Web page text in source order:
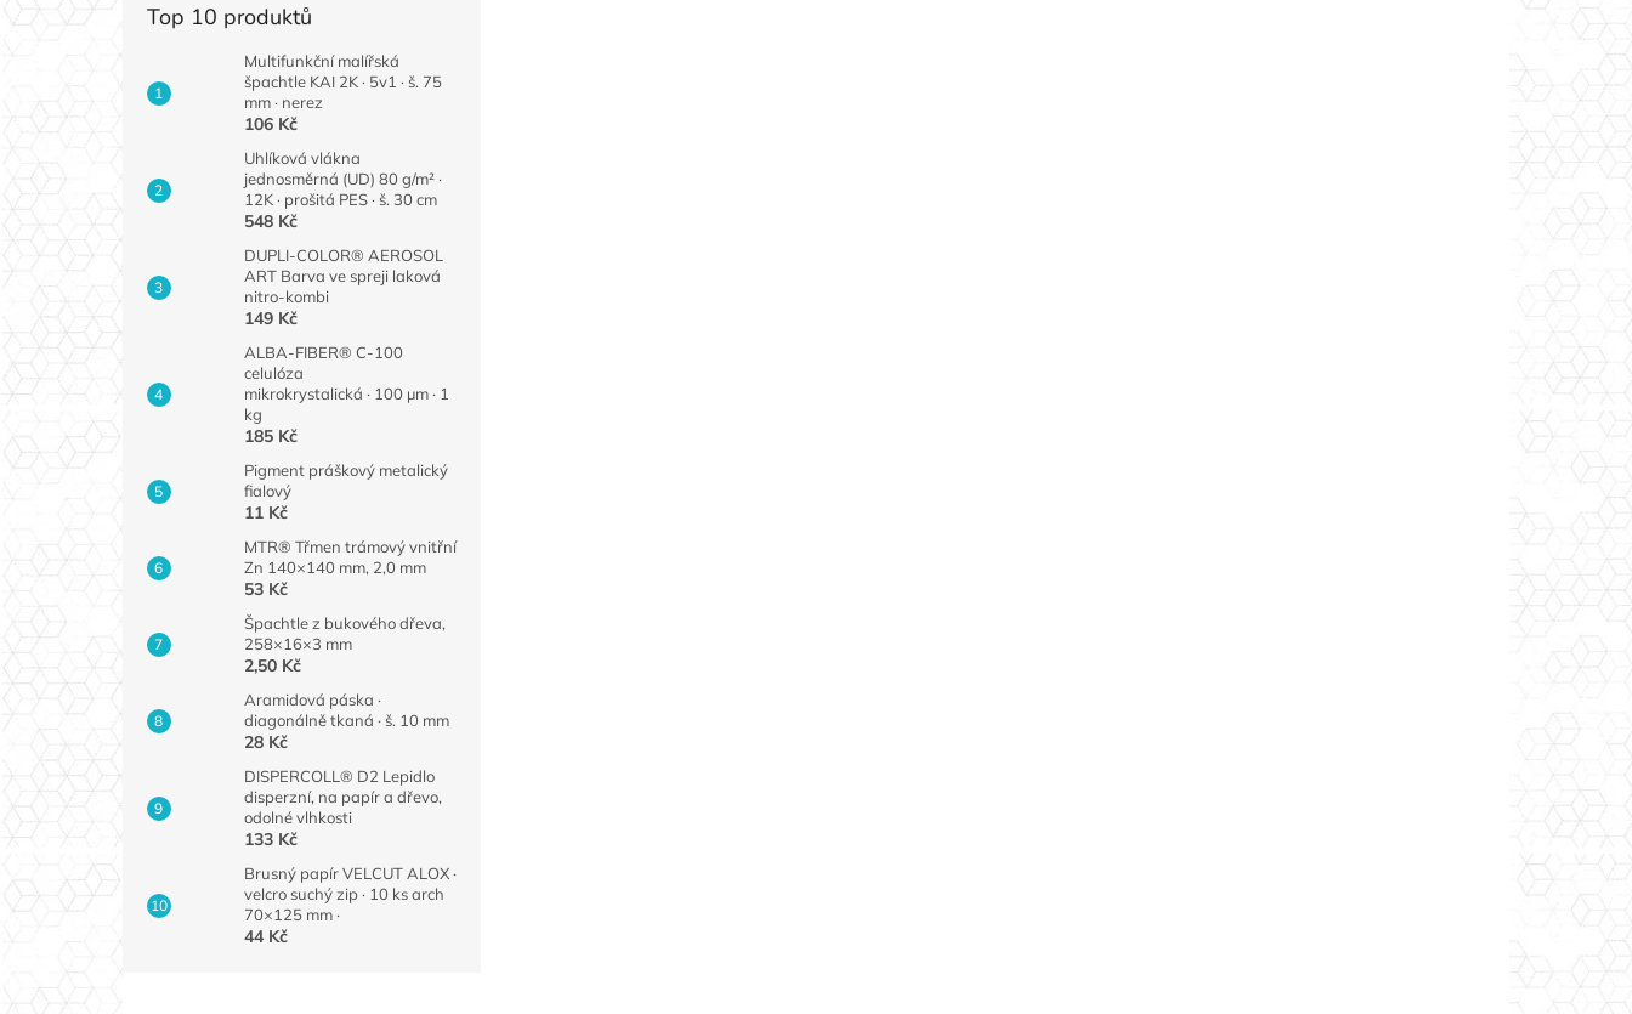
Top 10 produktů
Multifunkční malířská
špachtle KAI 2K · 5v1 · š. 75
mm · nerez
106 Kč
Uhlíková vlákna
jednosměrná (UD) 80 g/m² ·
12K · prošitá PES · š. 30 cm
548 Kč
DUPLI-COLOR® AEROSOL
ART Barva ve spreji laková
nitro-kombi
149 Kč
ALBA-FIBER® C-100
celulóza
mikrokrystalická · 100 µm · 1
kg
185 Kč
Pigment práškový metalický
fialový
11 Kč
MTR® Třmen trámový vnitřní
Zn 140×140 mm, 2,0 mm
53 Kč
Špachtle z bukového dřeva,
258×16×3 mm
2,50 Kč
Aramidová páska ·
diagonálně tkaná · š. 10 mm
28 Kč
DISPERCOLL® D2 Lepidlo
disperzní, na papír a dřevo,
odolné vlhkosti
133 Kč
Brusný papír VELCUT ALOX ·
velcro suchý zip · 10 ks arch
70×125 mm ·
44 Kč